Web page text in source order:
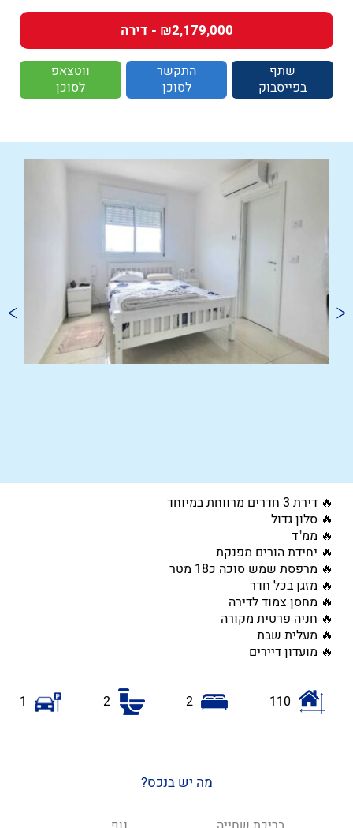
₪2,179,000 - דירה
שתף
בפייסבוק
התקשר
לסוכן
ווטצאפ
לסוכן
🔥 דירת 3 חדרים מרווחת במיוחד
🔥 סלון גדול
🔥 ממ"ד
🔥 יחידת הורים מפנקת
🔥 מרפסת שמש סוכה כ18 מטר
🔥 מזגן בכל חדר
🔥 מחסן צמוד לדירה
🔥 חניה פרטית מקורה
🔥 מעלית שבת
🔥 מועדון דיירים
110
2
2
1
מה יש בנכס?